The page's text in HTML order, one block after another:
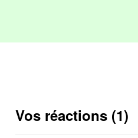
Vos réactions (1)